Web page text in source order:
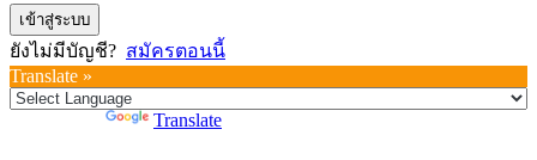
เข้าสู่ระบบ
ยังไม่มีบัญชี? สมัครตอนนี้
Translate »
Translate